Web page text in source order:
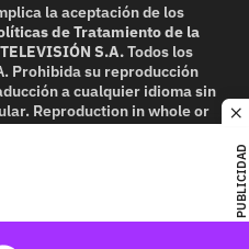
PUBLICIDAD
la aceptación de los
de Tratamiento de la
S.A.Todos los
Prohibida su reproducción
a cualquier idioma sin
Reproduction in whole or
written permission is